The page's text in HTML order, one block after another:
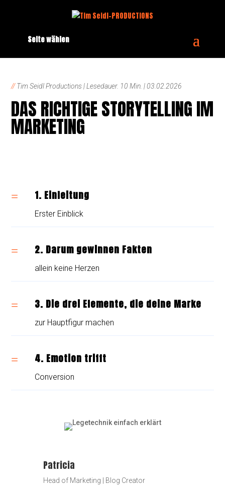
Seite wählen
// Tim Seidl Productions | Lesedauer. 10 Min. | 03.02.2026
DAS RICHTIGE STORYTELLING IM
MARKETING
= 1. Einleitung
Erster Einblick
= 2. Darum gewinnen Fakten
allein keine Herzen
= 3. Die drei Elemente, die deine Marke
zur Hauptfigur machen
= 4. Emotion trifft
Conversion
Patricia
Head of Marketing | Blog Creator